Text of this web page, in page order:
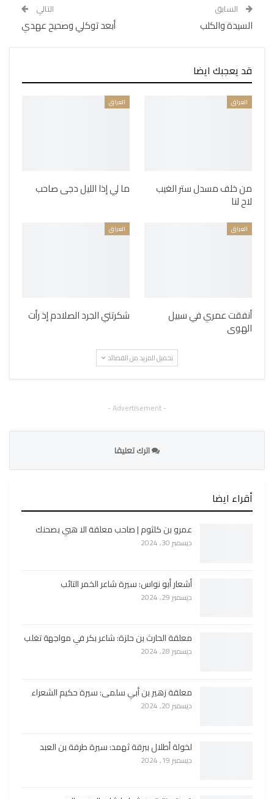
السابق
السيدة والكلب
التالي
أبعد توكلي وصحيح عهدي
قد يعجبك ايضا
العراق
من خلف مسدل ستر الغيب
لاح لنا
العراق
ما لي إذا الليل دجى صاحب
العراق
أنفقت عمري في سبيل
الهوى
العراق
شكرتني الجرد الصلادم إذ رأت
تحميل المزيد من القصائد
- Advertisement -
اترك تعليقا
أقراء ايضا
عمرو بن كلثوم | صاحب معلقة الا هبي بصحنك
ديسمبر 30, 2024
أشعار أبو نواس: سيرة شاعر الخمر التائب
ديسمبر 29, 2024
معلقة الحارث بن حلزة: شاعر بكر في مواجهة تغلب
ديسمبر 28, 2024
معلقة زهير بن أبي سلمى: سيرة حكيم الشعراء
ديسمبر 20, 2024
لخولة أطلال ببرقة ثهمد: سيرة طرفة بن العبد
ديسمبر 19, 2024